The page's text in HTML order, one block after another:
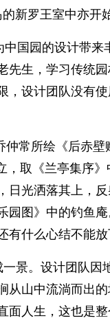
新罗王室中亦开
中国园的设计带
先生，学习传统
，设计团队没有
常所绘《后赤
，取《兰亭集序
光洒落其上，
园图》中的钓鱼
有什么心结不能放
景。设计团队
从山中流淌而出
人生，这也是整